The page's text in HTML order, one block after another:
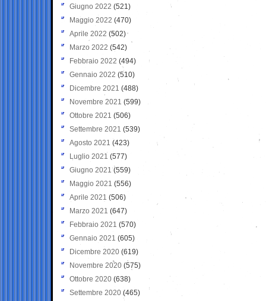
Giugno 2022 (521)
Maggio 2022 (470)
Aprile 2022 (502)
Marzo 2022 (542)
Febbraio 2022 (494)
Gennaio 2022 (510)
Dicembre 2021 (488)
Novembre 2021 (599)
Ottobre 2021 (506)
Settembre 2021 (539)
Agosto 2021 (423)
Luglio 2021 (577)
Giugno 2021(559)
Maggio 2021 (556)
Aprile 2021 (506)
Marzo 2021 (647)
Febbraio 2021 (570)
Gennaio 2021 (605)
Dicembre 2020 (619)
Novembre 2020 (575)
Ottobre 2020 (638)
Settembre 2020(465)